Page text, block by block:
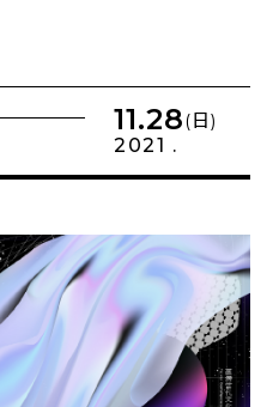
11.28(日)
2021 .